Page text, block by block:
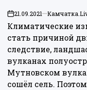
on21.09.2021
Климатические
стать причиной
следствие,
вулканах
Мутновском
сошёл сель.